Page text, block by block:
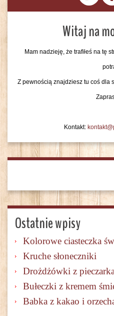
Witaj na
Mam nadzieję, że trafiłeś na tę
Z pewnością znajdziesz tu coś dla
Kontakt:
Ostatnie wpisy
Kolorowe ciasteczka
Kruche słoneczniki
Drożdżówki z
Bułeczki z kremem
Babka z kakao i